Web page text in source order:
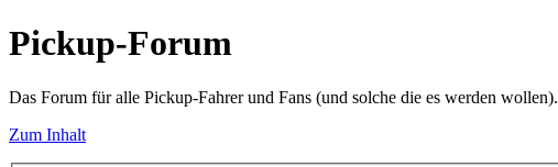
Pickup-Forum
Das Forum für alle Pickup-Fahrer und Fans (und solche die es werden wollen).
Zum Inhalt